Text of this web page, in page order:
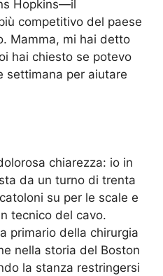
Hopkins—il
competitivo del paese
Mamma, mi hai detto
hai chiesto se potevo
settimana per aiutare
chiarezza: io in
da un turno di trenta
su per le scale e
tecnico del cavo.
primario della chirurgia
nella storia del Boston
la stanza restringersi